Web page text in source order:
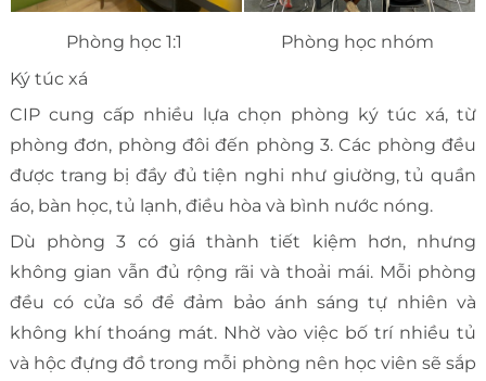
Phòng học 1:1
Phòng học nhóm
Ký túc xá
CIP cung cấp nhiều lựa chọn phòng ký túc xá, từ
phòng đơn, phòng đôi đến phòng 3. Các phòng đều
được trang bị đầy đủ tiện nghi như giường, tủ quần
áo, bàn học, tủ lạnh, điều hòa và bình nước nóng.
Dù phòng 3 có giá thành tiết kiệm hơn, nhưng
không gian vẫn đủ rộng rãi và thoải mái. Mỗi phòng
đều có cửa sổ để đảm bảo ánh sáng tự nhiên và
không khí thoáng mát. Nhờ vào việc bố trí nhiều tủ
và hộc đựng đồ trong mỗi phòng nên học viên sẽ sắp